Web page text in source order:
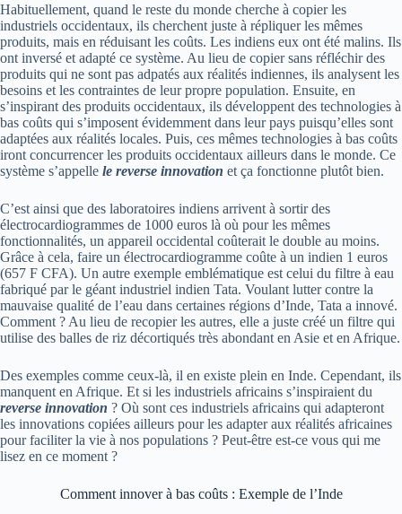
Habituellement, quand le reste du monde cherche à copier les
industriels occidentaux, ils cherchent juste à répliquer les mêmes
produits, mais en réduisant les coûts. Les indiens eux ont été malins. Ils
ont inversé et adapté ce système. Au lieu de copier sans réfléchir des
produits qui ne sont pas adpatés aux réalités indiennes, ils analysent les
besoins et les contraintes de leur propre population. Ensuite, en
s’inspirant des produits occidentaux, ils développent des technologies à
bas coûts qui s’imposent évidemment dans leur pays puisqu’elles sont
adaptées aux réalités locales. Puis, ces mêmes technologies à bas coûts
iront concurrencer les produits occidentaux ailleurs dans le monde. Ce
système s’appelle le reverse innovation et ça fonctionne plutôt bien.
C’est ainsi que des laboratoires indiens arrivent à sortir des
électrocardiogrammes de 1000 euros là où pour les mêmes
fonctionnalités, un appareil occidental coûterait le double au moins.
Grâce à cela, faire un électrocardiogramme coûte à un indien 1 euros
(657 F CFA). Un autre exemple emblématique est celui du filtre à eau
fabriqué par le géant industriel indien Tata. Voulant lutter contre la
mauvaise qualité de l’eau dans certaines régions d’Inde, Tata a innové.
Comment ? Au lieu de recopier les autres, elle a juste créé un filtre qui
utilise des balles de riz décortiqués très abondant en Asie et en Afrique.
Des exemples comme ceux-là, il en existe plein en Inde. Cependant, ils
manquent en Afrique. Et si les industriels africains s’inspiraient du
reverse innovation ? Où sont ces industriels africains qui adapteront
les innovations copiées ailleurs pour les adapter aux réalités africaines
pour faciliter la vie à nos populations ? Peut-être est-ce vous qui me
lisez en ce moment ?
Comment innover à bas coûts : Exemple de l’Inde